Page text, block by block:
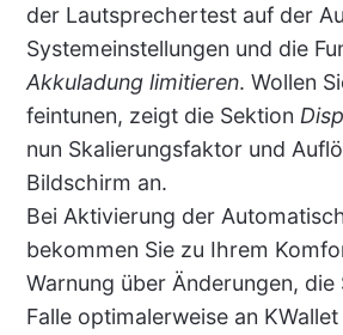
der Lautsprechertest auf der
Systemeinstellungen und die
Akkuladung limitieren. Wollen
feintunen, zeigt die Sektion
nun Skalierungsfaktor und
Bildschirm an.
Bei Aktivierung der
bekommen Sie zu Ihrem
Warnung über Änderungen, die
Falle optimalerweise an